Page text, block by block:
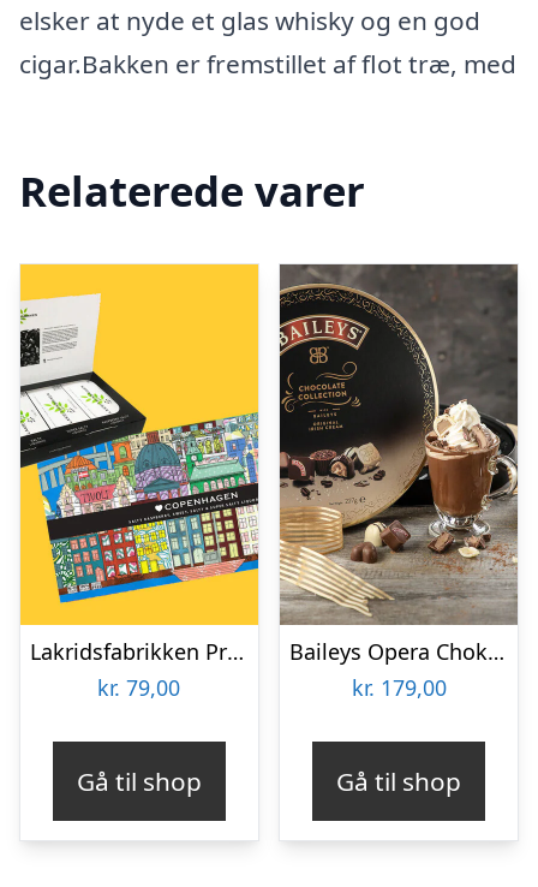
elsker at nyde et glas whisky og en god
cigar.Bakken er fremstillet af flot træ, med
Relaterede varer
Lakridsfabrikken Premiumlakrids – Copenhagen
kr. 79,00
Gå til shop
Baileys Opera Chokoladeæske
kr. 179,00
Gå til shop